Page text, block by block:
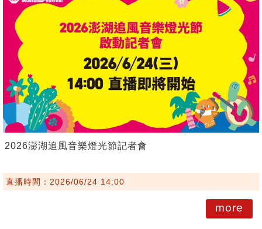
2026澎湖追風音樂燈光節記者會
直播時間：2026/06/24 14:00
more